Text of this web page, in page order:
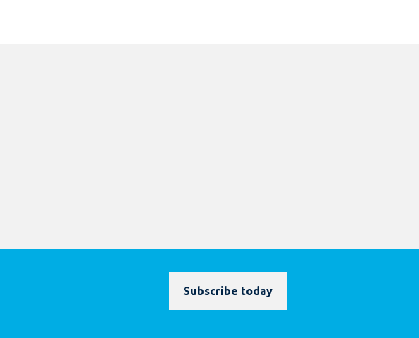
Subscribe today